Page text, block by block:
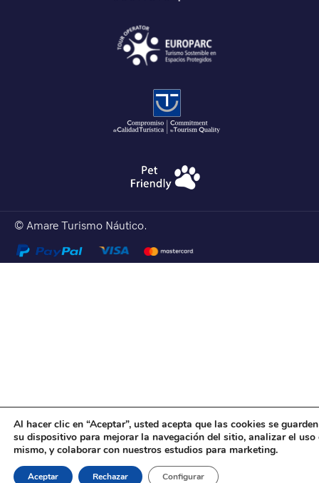
© Amare Turismo Náutico.
Al hacer clic en “Aceptar”, usted acepta que las cookies se
su dispositivo para mejorar la navegación del sitio, analizar el uso
mismo, y colaborar con nuestros estudios para marketing.
Aceptar Rechazar Configurar